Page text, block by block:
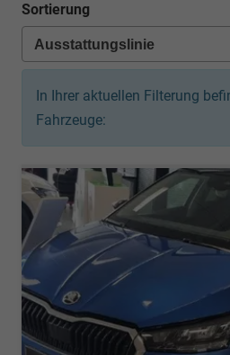
Sortierung
In Ihrer aktuellen Filterung
Fahrzeuge: